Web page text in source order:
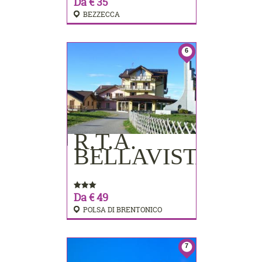
BEZZECCA
6
R.T.A.
BELLAVISTA
Da € 49
POLSA DI BRENTONICO
PRENOTA
7